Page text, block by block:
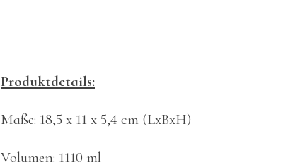
Produktdetails:
Maße: 18,5 x 11 x 5,4 cm (LxBxH)
Volumen: 1110 ml